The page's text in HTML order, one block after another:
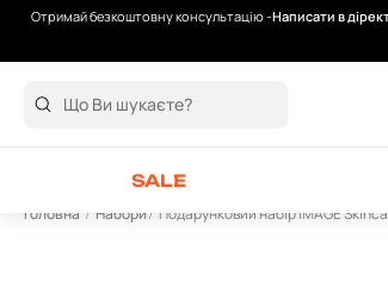
Отримай безкоштовну консультацію -Написати в
Безкоштовна
SALE
Головна Набори Подарунковий набір IMAGE